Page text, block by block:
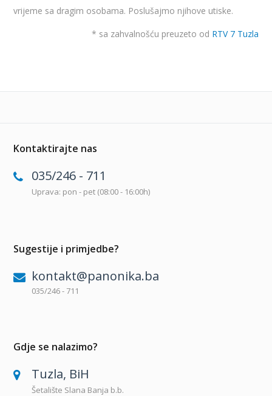
vrijeme sa dragim osobama. Poslušajmo njihove utiske.
* sa zahvalnošću preuzeto od RTV 7 Tuzla
Kontaktirajte nas
035/246 - 711
Uprava: pon - pet (08:00 - 16:00h)
Sugestije i primjedbe?
kontakt@panonika.ba
035/246 - 711
Gdje se nalazimo?
Tuzla, BiH
Šetalište Slana Banja b.b.